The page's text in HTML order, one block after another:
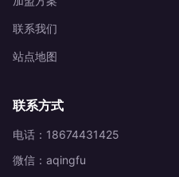
联系我们
站点地图
联系方式
电话：18674431425
微信：aqingfu